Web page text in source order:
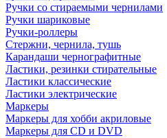
Ручки со стираемыми чернилами
Ручки шариковые
Ручки-роллеры
Стержни, чернила, тушь
Карандаши чернографитные
Ластики, резинки стирательные
Ластики классические
Ластики электрические
Маркеры
Маркеры для хобби акриловые
Маркеры для CD и DVD